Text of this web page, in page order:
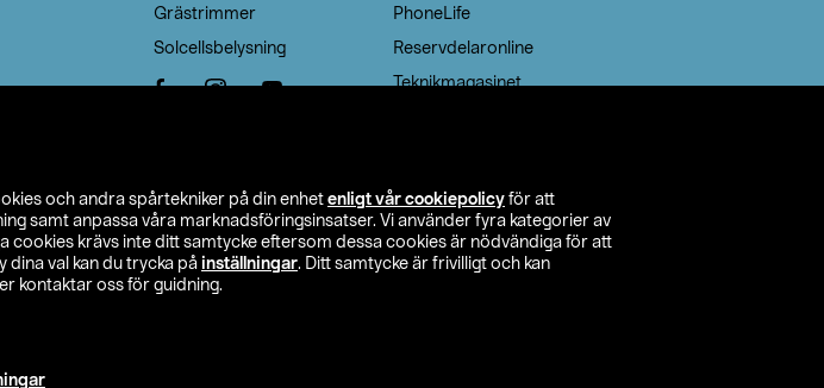
och andra spårtekniker på din enhet enligt vår cookiepolicy för att
samt anpassa våra marknadsföringsinsatser. Vi använder fyra kategorier av
cookies krävs inte ditt samtycke eftersom dessa cookies är nödvändiga för att
dina val kan du trycka på inställningar. Ditt samtycke är frivilligt och kan
kontaktar oss för guidning.
Grästrimmer
Solcellsbelysning
PhoneLife
Reservdelaronline
Teknikmagasinet